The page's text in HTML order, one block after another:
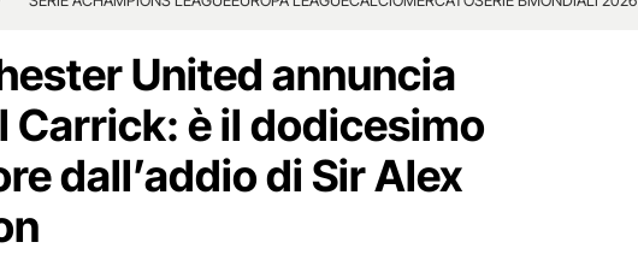
United annuncia
Carrick: è il dodicesimo
dall’addio di Sir Alex